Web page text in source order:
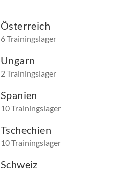
Österreich
6 Trainingslager
Ungarn
2 Trainingslager
Spanien
10 Trainingslager
Tschechien
10 Trainingslager
Schweiz